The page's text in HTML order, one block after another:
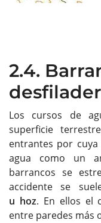
2.4.
Los cursos de
superficie
entrantes por
agua como un
barrancos se
accidente se
u hoz. En ellos el
entre paredes más